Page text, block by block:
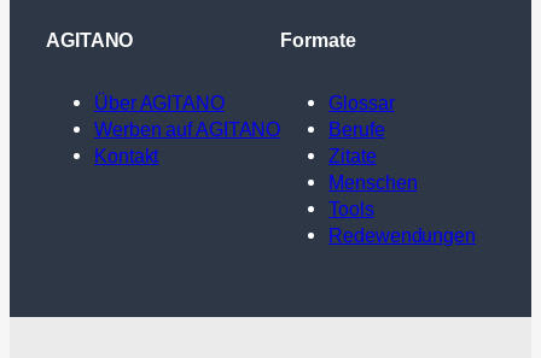
AGITANO
Über AGITANO
Werben auf AGITANO
Kontakt
Formate
Glossar
Berufe
Zitate
Menschen
Tools
Redewendungen